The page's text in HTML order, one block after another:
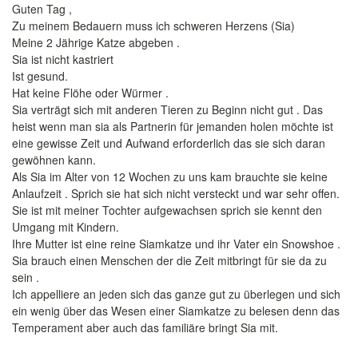
Guten Tag ,
Zu meinem Bedauern muss ich schweren Herzens (Sia)
Meine 2 Jährige Katze abgeben .
Sia ist nicht kastriert
Ist gesund.
Hat keine Flöhe oder Würmer .
Sia verträgt sich mit anderen Tieren zu Beginn nicht gut . Das
heist wenn man sia als Partnerin für jemanden holen möchte ist
eine gewisse Zeit und Aufwand erforderlich das sie sich daran
gewöhnen kann.
Als Sia im Alter von 12 Wochen zu uns kam brauchte sie keine
Anlaufzeit . Sprich sie hat sich nicht versteckt und war sehr offen.
Sie ist mit meiner Tochter aufgewachsen sprich sie kennt den
Umgang mit Kindern.
Ihre Mutter ist eine reine Siamkatze und ihr Vater ein Snowshoe .
Sia brauch einen Menschen der die Zeit mitbringt für sie da zu
sein .
Ich appelliere an jeden sich das ganze gut zu überlegen und sich
ein wenig über das Wesen einer Siamkatze zu belesen denn das
Temperament aber auch das familiäre bringt Sia mit.